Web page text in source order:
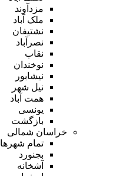
مزدآوند
ملک آباد
نشتیفان
نصرآباد
نقاب
نوخندان
نیشابور
نیل شهر
همت آباد
یونسی
بازگشت
خراسان شمالی
تمام شهر‌ها
بجنورد
آشخانه